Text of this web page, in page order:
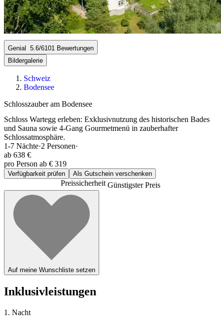
Genial 5.6/6101 Bewertungen
Bildergalerie
Schweiz
Bodensee
Schlosszauber am Bodensee
Schloss Wartegg erleben: Exklusivnutzung des historischen Bades
und Sauna sowie 4-Gang Gourmetmenü in zauberhafter
Schlossatmosphäre.
1-7 Nächte·2 Personen·
ab 638 €
pro Person ab € 319
Verfügbarkeit prüfen Als Gutschein verschenken
PreissicherheitGünstigster Preis
Auf meine Wunschliste setzen
Inklusivleistungen
1. Nacht